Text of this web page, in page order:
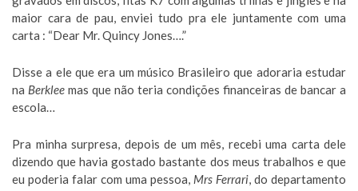
maior cara de pau, enviei tudo pra ele juntamente com uma
carta : “Dear Mr. Quincy Jones….”
Disse a ele que era um músico Brasileiro que adoraria estudar
na Berklee mas que não teria condições financeiras de bancar a
escola…
Pra minha surpresa, depois de um mês, recebi uma carta dele
dizendo que havia gostado bastante dos meus trabalhos e que
eu poderia falar com uma pessoa, Mrs Ferrari, do departamento